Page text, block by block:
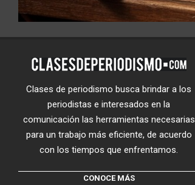
Clases de periodismo busca brindar a los
periodistas e interesados en la
comunicación las herramientas necesarias
para un trabajo más eficiente, de acuerdo
con los tiempos que enfrentamos.
CONOCE MÁS